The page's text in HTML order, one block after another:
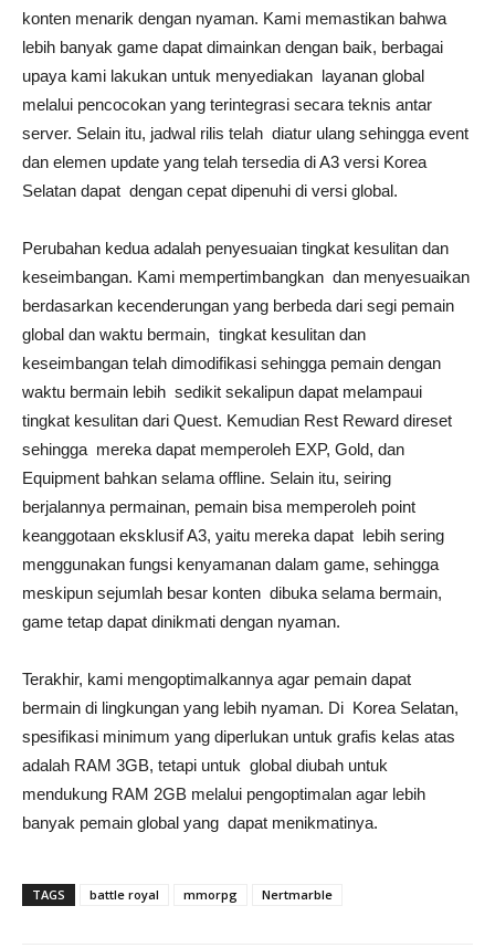
konten menarik dengan nyaman. Kami memastikan bahwa
lebih banyak game dapat dimainkan dengan baik, berbagai
upaya kami lakukan untuk menyediakan layanan global
melalui pencocokan yang terintegrasi secara teknis antar
server. Selain itu, jadwal rilis telah diatur ulang sehingga event
dan elemen update yang telah tersedia di A3 versi Korea
Selatan dapat dengan cepat dipenuhi di versi global.
Perubahan kedua adalah penyesuaian tingkat kesulitan dan
keseimbangan. Kami mempertimbangkan dan menyesuaikan
berdasarkan kecenderungan yang berbeda dari segi pemain
global dan waktu bermain, tingkat kesulitan dan
keseimbangan telah dimodifikasi sehingga pemain dengan
waktu bermain lebih sedikit sekalipun dapat melampaui
tingkat kesulitan dari Quest. Kemudian Rest Reward direset
sehingga mereka dapat memperoleh EXP, Gold, dan
Equipment bahkan selama offline. Selain itu, seiring
berjalannya permainan, pemain bisa memperoleh point
keanggotaan eksklusif A3, yaitu mereka dapat lebih sering
menggunakan fungsi kenyamanan dalam game, sehingga
meskipun sejumlah besar konten dibuka selama bermain,
game tetap dapat dinikmati dengan nyaman.
Terakhir, kami mengoptimalkannya agar pemain dapat
bermain di lingkungan yang lebih nyaman. Di Korea Selatan,
spesifikasi minimum yang diperlukan untuk grafis kelas atas
adalah RAM 3GB, tetapi untuk global diubah untuk
mendukung RAM 2GB melalui pengoptimalan agar lebih
banyak pemain global yang dapat menikmatinya.
TAGS battle royal mmorpg Nertmarble